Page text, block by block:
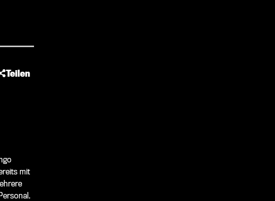
Teilen
mit